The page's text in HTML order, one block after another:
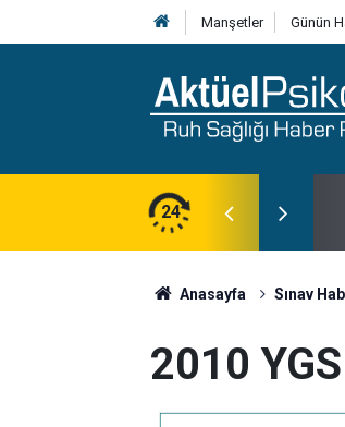
Manşetler Günün
24
Klinik Özellikleri, Tanı Kriterleri ve
Anasayfa Sınav
2010